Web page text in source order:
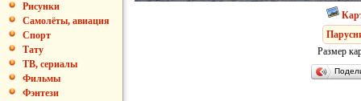
Рисунки
Самолёты, авиация
Спорт
Тату
ТВ, сериалы
Фильмы
Фэнтези
Размер